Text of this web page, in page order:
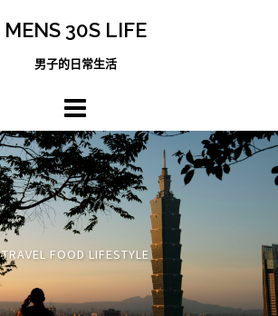
MENS 30S LIFE
男子的日常生活
TRAVEL FOOD LIFESTYLE